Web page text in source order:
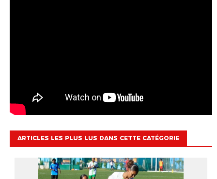
ARTICLES LES PLUS LUS DANS CETTE CATÉGORIE